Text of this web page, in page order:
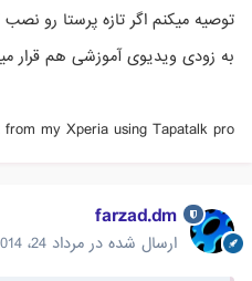
توصیه میکنم اگر تازه پرستا رو نصب کردین از
به زودی ویدیوی آموزشی هم قرار
from my Xperia using Tapatalk pro
farzad.dm
ارسال شده در مرداد 24، 2014